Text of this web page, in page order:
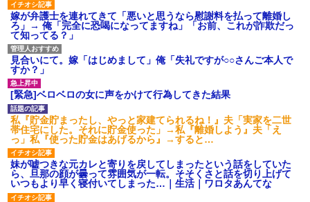
【GIF】JSのカンチョーワロ
タ
後続車にクラクションを鳴ら
され彼氏が逆切れ。「何クラク
ション鳴らしてんだ！降りてこ
いよ！」と怒鳴りだし...
【衝撃】報酬100万円超の治験
募集がこちらｗｗｗｗｗ(※画像
あり)
【ネット騒然】惨殺されたタ
ワマン頂き女子のこの動画、す
げえええええｗｗｗｗｗｗｗｗ
ｗｗｗ
【愕然】白のクラウン俺氏、
高速道路左車線を制限速度で走
った結果wwwwwwwwwwww
百年の恋12-899 食べた量を
張り合ってくる
嫁が弁護士を連れてきて「悪いと思うなら慰謝料を払って離婚し
ろ」→ 俺「完全に恐喝になってますね」「お前、これが詐欺だっ
て知ってる？」
見合いにて。嫁「はじめまして」俺「失礼ですが○○さんご本人で
すか？」
[緊急]ベロベロの女に声をかけて行為してきた結果
私『貯金貯まったし、やっと家建てられるね！』夫「実家を二世
帯住宅にした。それに貯金使った」→私『離婚しよう』夫「え
っ」私『使った貯金はあげるから』→すると…
妹が嘘つきな元カレと寄りを戻してしまったという話をしていた
ら、旦那の顔が曇って雰囲気が一転。そそくさと話を切り上げて
いつもより早く寝付いてしまった…｜生活｜ワロタあんてな